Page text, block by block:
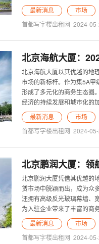
最新消息 市场
首都写字楼出租网 2024-
北京海航大厦：
北京海航大厦以其优越的地
市场的新标杆。作为集5A甲
形成了多元化的商务生态圈
经济的持续发展和城市化的
最新消息 市场
首都写字楼出租网 2024-
北京鹏润大厦：领
北京鹏润大厦凭借其优越的
赁市场中脱颖而出，成为众
还拥有高级反光玻璃幕墙、
为入驻企业带来了丰富的商务
最新消息 市场
首都写字楼出租网 2024-